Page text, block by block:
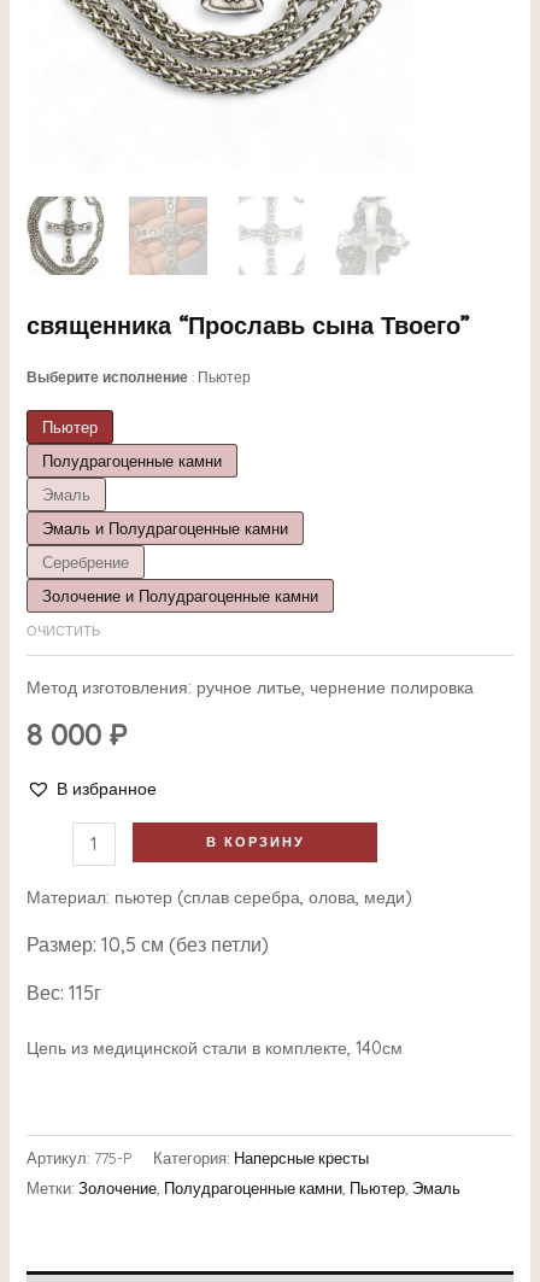
священника “Прославь сына Твоего”
Выберите исполнение Пьютер
Пьютер
Полудрагоценные камни
Эмаль
Эмаль и Полудрагоценные камни
Серебрение
Золочение и Полудрагоценные камни
ОЧИСТИТЬ
Метод изготовления: ручное литье, чернение полировка
8 000 ₽
В избранное
В КОРЗИНУ
Материал: пьютер (сплав серебра, олова, меди)
Размер: 10,5 см (без петли)
Вес: 115г
Цепь из медицинской стали в комплекте, 140см
Артикул: 775-P Категория: Наперсные кресты
Метки: Золочение, Полудрагоценные камни, Пьютер, Эмаль